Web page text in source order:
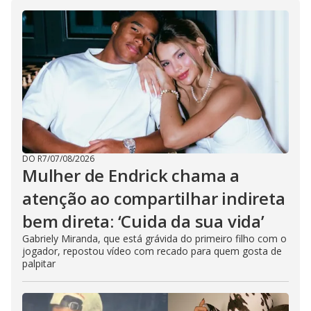
e
o
DO R7/07/08/2026
Mulher de Endrick chama a
atenção ao compartilhar indireta
bem direta: ‘Cuida da sua vida’
Gabriely Miranda, que está grávida do primeiro filho com o
jogador, repostou vídeo com recado para quem gosta de
palpitar